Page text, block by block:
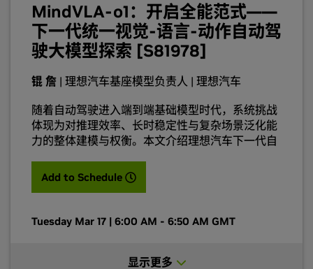
MindVLA-o1：开启全能范式——
下一代统一视觉-语言-动作自动驾
驶大模型探索 [S81978]
锟 詹 | 理想汽车基座模型负责人 | 理想汽车
随着⾃动驾驶进⼊端到端基础模型时代，系统挑战
体现为对推理效率、⻓时稳定性与复杂场景泛化能
⼒的整体建模与权衡。本⽂介绍理想汽⻋下⼀代⾃
VisionLanguage-Action 的 Omni 架构，在单⼀
Transformer 中联合建模感知、推理与控制。模型
的精准控制；采⽤快慢双系统推理，在实时性与复
的端到端⾃动驾驶。
Add to Schedule (opens in a new tab)
Tuesday Mar 17 | 6:00 AM - 6:50 AM GMT
显示更多